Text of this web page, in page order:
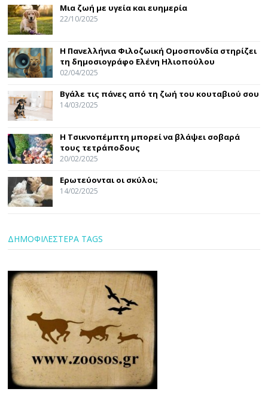
Μια ζωή με υγεία και ευημερία
22/10/2025
Η Πανελλήνια Φιλοζωική Ομοσπονδία στηρίζει
τη δημοσιογράφο Ελένη Ηλιοπούλου
02/04/2025
Βγάλε τις πάνες από τη ζωή του κουταβιού σου
14/03/2025
Η Τσικνοπέμπτη μπορεί να βλάψει σοβαρά
τους τετράποδους
20/02/2025
Ερωτεύονται οι σκύλοι;
14/02/2025
ΔΗΜΟΦΙΛΕΣΤΕΡΑ TAGS